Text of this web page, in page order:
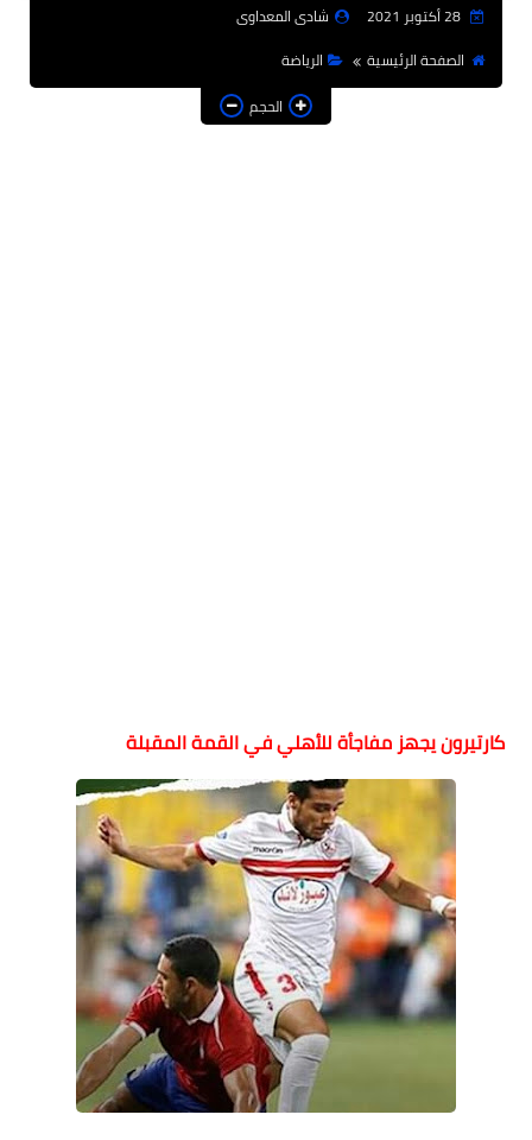
حوادث وقضايا
التعليم
28 أكتوبر 2021
شادى المعداوى
الصفحة الرئيسية
الرياضة
الحجم
كارتيرون يجهز مفاجأة للأهلي في القمة المقبلة